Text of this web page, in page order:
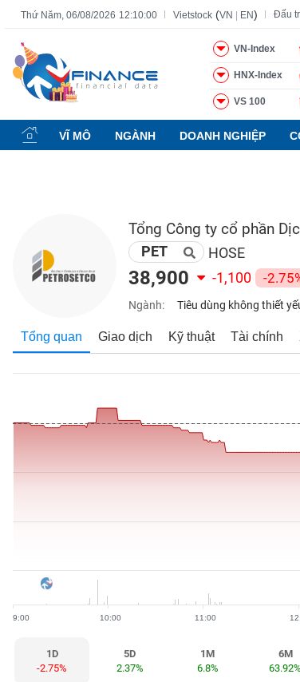
Thứ Năm, 06/08/2026 12:10:01 Vietstock (VN EN) Đấu
VN-Index
HNX-Index
VS 100
VĨ MÔ NGÀNH DOANH NGHIỆP
Tổng Công ty cổ phần
PET HOSE
38,900 -1,100 -
Ngành: Tiêu dùng không thiết
Tổng quan Giao dịch Kỹ thuật Tài chính
9:00 10:00 11:00
1D
-2.75%
5D
2.37%
1M
6.8%
6M
63.92%
Tất cả Tính năng Ngành Mã chứng khoán
Tính
năng
(-)
CHỨNG
KHOÁN
NGHIỆP
SẢN
HÓA